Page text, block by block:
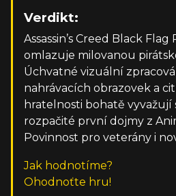
Verdikt:
Assassin’s Creed Black
omlazuje milovanou
Úchvatné vizuální
nahrávacích obrazovek a
hratelnosti bohatě vyvažují
rozpačité první dojmy z
Povinnost pro veterány i
Jak hodnotíme?
Ohodnoťte hru!